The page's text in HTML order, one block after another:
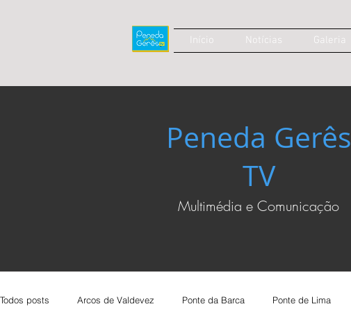
Início Notícias Galeria
Peneda Gerês
TV
Multimédia e Comunicação
Todos posts Arcos de Valdevez Ponte da Barca Ponte de Lima